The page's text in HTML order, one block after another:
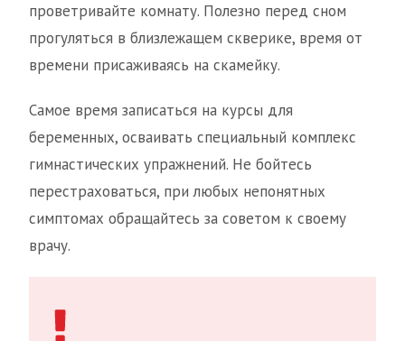
проветривайте комнату. Полезно перед сном
прогуляться в близлежащем скверике, время от
времени присаживаясь на скамейку.
Самое время записаться на курсы для
беременных, осваивать специальный комплекс
гимнастических упражнений. Не бойтесь
перестраховаться, при любых непонятных
симптомах обращайтесь за советом к своему
врачу.